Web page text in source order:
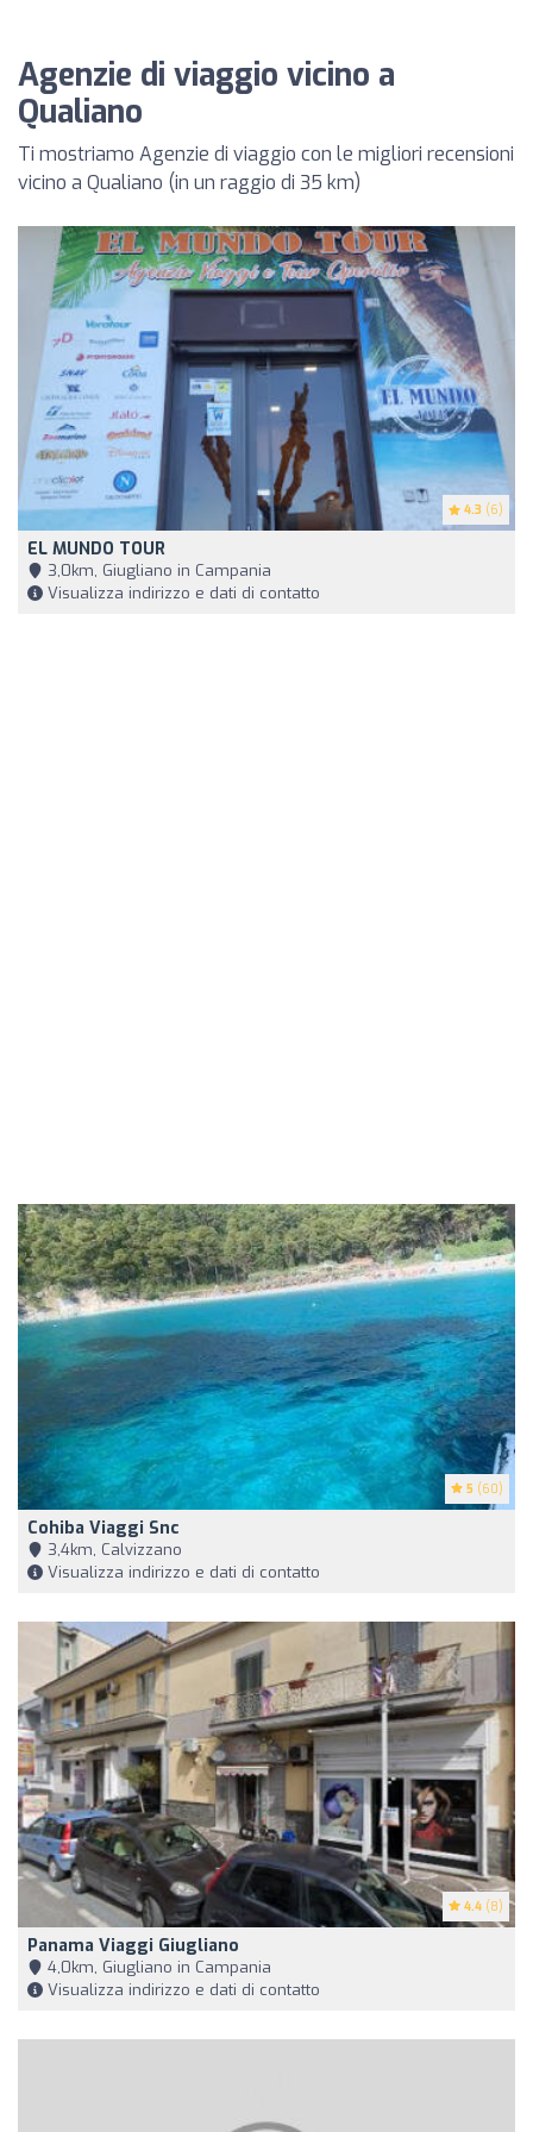
Agenzie di viaggio vicino a
Qualiano
Ti mostriamo Agenzie di viaggio con le migliori recensioni
vicino a Qualiano (in un raggio di 35 km)
4.3 (6)
EL MUNDO TOUR
3,0km, Giugliano in Campania
Visualizza indirizzo e dati di contatto
5 (60)
Cohiba Viaggi Snc
3,4km, Calvizzano
Visualizza indirizzo e dati di contatto
4.4 (8)
Panama Viaggi Giugliano
4,0km, Giugliano in Campania
Visualizza indirizzo e dati di contatto